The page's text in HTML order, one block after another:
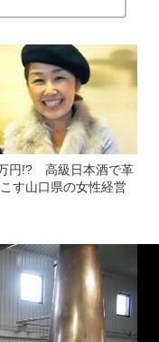
円!? 高級日本酒で革
す山口県の女性経営